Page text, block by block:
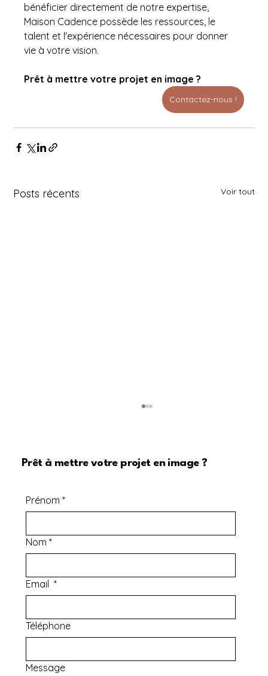
bénéficier directement de notre expertise,
Maison Cadence possède les ressources, le
talent et l'expérience nécessaires pour donner
vie à votre vision.
Prêt à mettre votre projet en image ?
Contactez-nous !
Posts récents Voir tout
L'humain au cœur de l'innovation : Notre
collaboration avec l'ÉTS
Prêt à mettre votre projet en image ?
Prénom *
Nom *
Email *
Téléphone
Message